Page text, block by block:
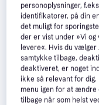
personoplysninger,
identifikatorer, på din
det muligt for
der er vist under »Vi
levere«. Hvis du
samtykke tilbage,
deaktiveret, er noget
ikke så relevant for dig.
menu igen for at
tilbage når som helst